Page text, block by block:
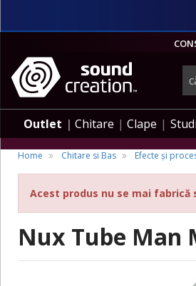
muzicale,
pro-
audio
Outlet Chitare Clape
Home Chitare si Bas Efecte și
Acest produs nu se mai
Nux Tube Man